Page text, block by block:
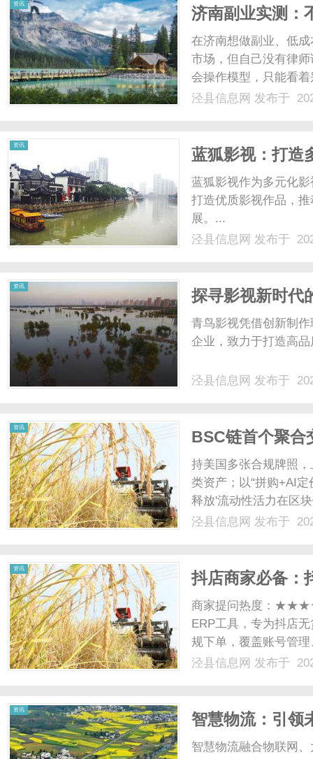
资讯
济南副业实测：
平台两份收入同
在济南想做副业、低
市场，但自己没有律
会操作模型，只能看
盟、单独代理AI工具
泾县信息网 发布于
资讯
蓝狐影视：打造
蓝狐影视作为多元化
打造优质影视作品，
展。...
泾县信息网 发布于
资讯
探寻影视新时
青鸟影视凭借创新制
企业，致力于打造高
泾县信息网 发布于
资讯
BSC链首个聚
持美国多张合规牌照
类资产；以“拼购+AI
释放'流动性活力在区
中，如何为流动性匮
泾县信息网 发布于
资讯
抖店商家必备：
及实操流程
商家提问热度：
ERP工具，专为抖店
规下单，覆盖账号管
后、多维度数据统计
泾县信息网 发布于
资讯
智慧物流：引领
智慧物流融合物联网